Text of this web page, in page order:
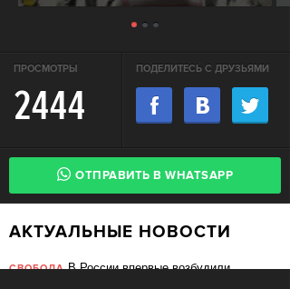
ПРОСМОТРЫ
2444
ПОДЕЛИТЕСЬ С ДРУЗЬЯМИ
ОТПРАВИТЬ В WHATSAPP
АКТУАЛЬНЫЕ НОВОСТИ
СВОБОДАВ России впервые возбудили